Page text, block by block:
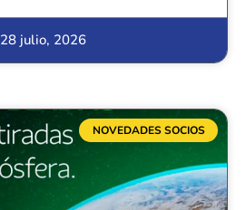
28 julio, 2026
NOVEDADES SOCIOS